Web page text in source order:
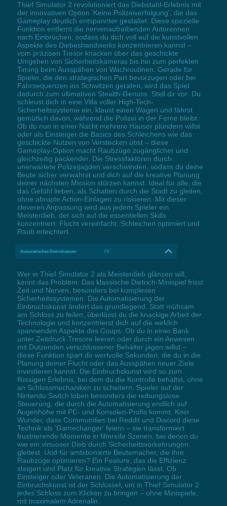
Thief Simulator 2 revolutioniert das Diebstahl-Erlebnis mit
der innovativen Option 'Keine Polizeiverfolgung', die das
Gameplay deutlich entspannter gestaltet. Diese spezielle
Funktion entfernt die nervenaufreibenden Autorennen
nach Einbrüchen, sodass du dich voll auf die kunstvollen
Aspekte des Diebeshandwerks konzentrieren kannst –
vom präzisen Tresor knacken über das geschickte
Umgehen von Sicherheitskameras bis hin zum perfekten
Timing beim Ausspähen von Wachroutinen. Gerade für
Spieler, die den strategischen Part bevorzugen oder bei
Fahrsequenzen ins Schwitzen geraten, wird das Spiel
dadurch zum ultimativen Stealth-Genuss. Stell dir vor: Du
schleust dich in eine Villa voller High-Tech-
Sicherheitssysteme ein, klaust einen Wagen und fährst
gemütlich davon, während die Polizei in der Ferne bleibt.
Ob du nun in einer Nacht mehrere Häuser plündern willst
oder als Einsteiger die Basics des Schleichens wie das
geschickte Nutzen von Verstecken übst – diese
Gameplay-Option macht Raubzüge zugänglicher und
gleichzeitig packender. Die Stressfaktoren durch
unerwartete Polizeijagden verschwinden, sodass du deine
Beute sicher verwahrst und dich auf die kreative Planung
deiner nächsten Mission stürzen kannst. Ideal für alle, die
das Gefühl lieben, als Schatten durch die Stadt zu gleiten,
ohne abrupte Action-Einlagen zu riskieren. Mit dieser
cleveren Anpassung wird aus jedem Spieler ein
Meisterdieb, der sich auf die essentiellen Skills
konzentriert: Flucht vereinfacht, Schleichen optimiert und
Raub erleichtert.
Automatisches Dietrichsetzen F5
Wer in Thief Simulator 2 als Meisterdieb glänzen will,
kennt das Problem: Das klassische Dietrich-Minispiel frisst
Zeit und Nerven, besonders bei komplexen
Sicherheitssystemen. Die Automatisierung der
Einbruchskunst ändert das grundlegend. Statt mühsam
am Schloss zu feilen, überlässt du die knackige Arbeit der
Technologie und konzentrierst dich auf die wirklich
spannenden Aspekte des Coups. Ob du in einer Bank
unter Zeitdruck Tresore leeren oder durch ein Anwesen
mit Dutzenden verschlossener Behälter jagen willst –
diese Funktion spart dir wertvolle Sekunden, die du in die
Planung deiner Flucht oder das Ausspähen neuer Ziele
investieren kannst. Die Einbruchskunst wird so zum
flüssigen Erlebnis, bei dem du die Kontrolle behältst, ohne
an Schlossmechaniken zu scheitern. Spieler auf der
Nintendo Switch loben besonders die reibungslose
Steuerung, die durch die Automatisierung endlich auf
Augenhöhe mit PC- und Konsolen-Profis kommt. Kein
Wunder, dass Communities bei Reddit und Discord diese
Technik als 'Gamechanger' feiern – sie transformiert
frustrierende Momente in filmreife Szenen, bei denen du
wie ein virtuoser Dieb durch Sicherheitsvorkehrungen
gleitest. Und für ambitionierte Beutemacher, die ihre
Raubzüge optimieren? Ein Feature, das die Effizienz
steigert und Platz für kreative Strategien lässt. Ob
Einsteiger oder Veteranen: Die Automatisierung der
Einbruchskunst ist der Schlüssel, um in Thief Simulator 2
jedes Schloss zum Klicken zu bringen – ohne Minispiele,
mit maximalem Adrenalin.